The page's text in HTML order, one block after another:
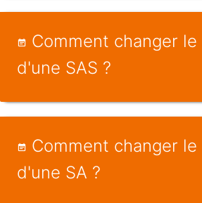
Comment changer le
d'une SAS ?
Comment changer le
d'une SA ?